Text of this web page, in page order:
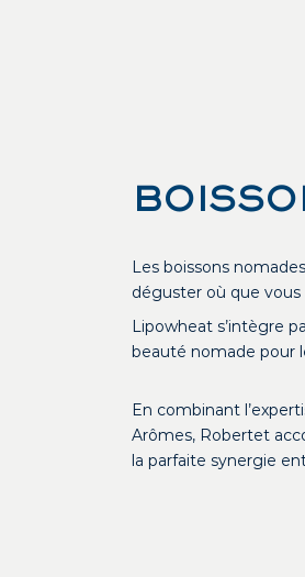
Les boissons
déguster où que vous
Lipowheat s’intègre
beauté nomade pour
En combinant
Arômes, Robertet
la parfaite synergie